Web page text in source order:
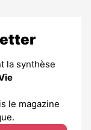
la synthèse
le magazine